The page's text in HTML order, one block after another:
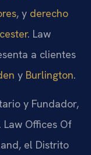
, y derecho
. Law
a clientes
y Burlington.
y Fundador,
Offices Of
el Distrito